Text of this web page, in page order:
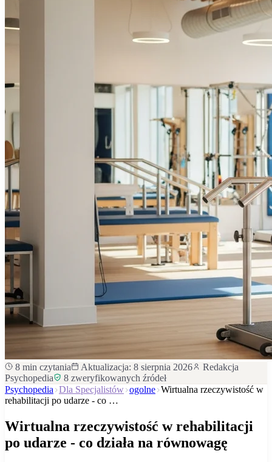
8 min czytania Aktualizacja: 8 sierpnia 2026
Redakcja
Psychopedia
8 zweryfikowanych źródeł
Psychopedia Dla Specjalistów ogolne Wirtualna rzeczywistość w
rehabilitacji po udarze - co …
Wirtualna rzeczywistość w rehabilitacji
po udarze - co działa na równowagę